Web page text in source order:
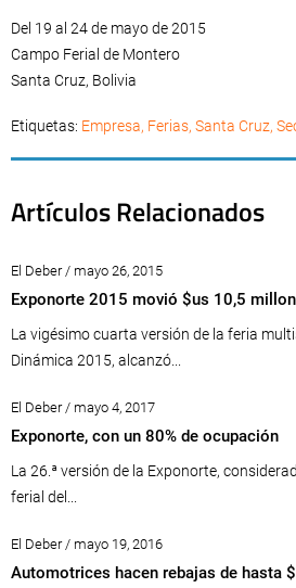
Del 19 al 24 de mayo de 2015
Campo Ferial de Montero
Santa Cruz, Bolivia
Etiquetas: Empresa, Ferias, Santa Cruz,
Artículos Relacionados
El Deber / mayo 26, 2015
Exponorte 2015 movió $us 10,5
La vigésimo cuarta versión de la feria
Dinámica 2015, alcanzó...
El Deber / mayo 4, 2017
Exponorte, con un 80% de ocupación
La 26.ª versión de la Exponorte,
ferial del...
El Deber / mayo 19, 2016
Automotrices hacen rebajas de hasta